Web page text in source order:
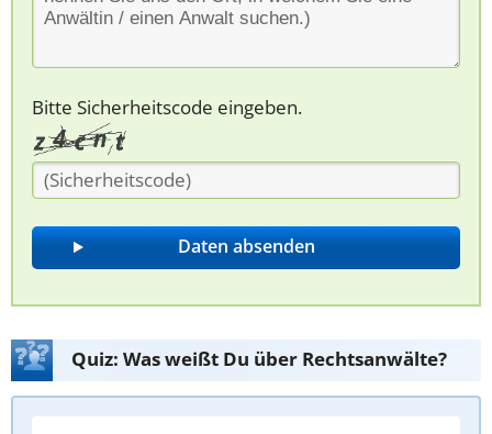
Bitte Sicherheitscode eingeben.
Quiz: Was weißt Du über Rechtsanwälte?